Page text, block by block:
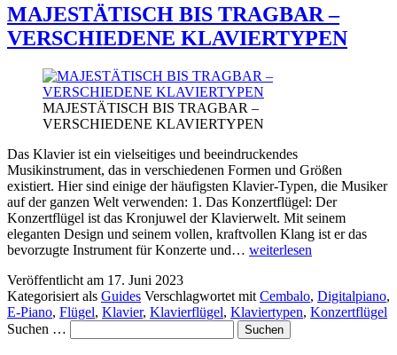
MAJESTÄTISCH BIS TRAGBAR –
VERSCHIEDENE KLAVIERTYPEN
MAJESTÄTISCH BIS TRAGBAR –
VERSCHIEDENE KLAVIERTYPEN
Das Klavier ist ein vielseitiges und beeindruckendes
Musikinstrument, das in verschiedenen Formen und Größen
existiert. Hier sind einige der häufigsten Klavier-Typen, die Musiker
auf der ganzen Welt verwenden: 1. Das Konzertflügel: Der
Konzertflügel ist das Kronjuwel der Klavierwelt. Mit seinem
eleganten Design und seinem vollen, kraftvollen Klang ist er das
bevorzugte Instrument für Konzerte und… MAJESTÄTISCH
–
VERSCHIEDENE
KLAVIERTYPEN
weiterlesen
Veröffentlicht am 17. Juni 2023
Kategorisiert als Guides Verschlagwortet mit Cembalo, Digitalpiano,
E-Piano, Flügel, Klavier, Klavierflügel, Klaviertypen, Konzertflügel
Suchen …